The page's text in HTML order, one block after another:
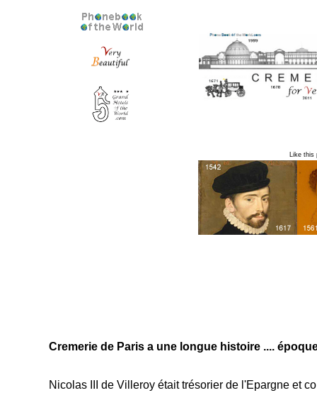
Like this
Cremerie de Paris a une longue histoire ....
Nicolas III de Villeroy était trésorier de l'Epargne et